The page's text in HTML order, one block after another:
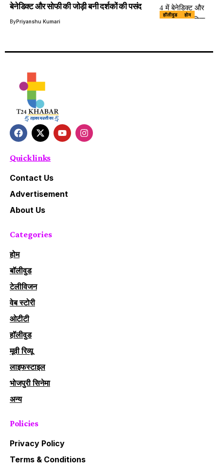
हॉलीवुड होम
बेनेडिक्ट और सोफी की जोड़ी बनी दर्शकों की पसंद
ByPriyanshu Kumari
Quick links
Contact Us
Advertisement
About Us
Categories
होम
बॉलीवुड
टेलीविजन
वेब स्टोरी
ओटीटी
हॉलीवुड
मूवी रिव्यू
लाइफस्टाइल
भोजपुरी सिनेमा
अन्य
Policies
Privacy Policy
Terms & Conditions